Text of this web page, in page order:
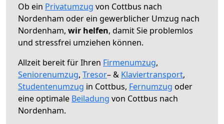
Ob ein Privatumzug von Cottbus nach
Nordenham oder ein gewerblicher Umzug nach
Nordenham, wir helfen, damit Sie problemlos
und stressfrei umziehen können.
Allzeit bereit für Ihren Firmenumzug,
Seniorenumzug, Tresor– & Klaviertransport,
Studentenumzug in Cottbus, Fernumzug oder
eine optimale Beiladung von Cottbus nach
Nordenham.